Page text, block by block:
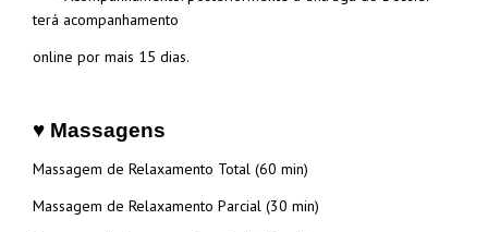
terá acompanhamento
online por mais 15 dias.
♥ Massagens
Massagem de Relaxamento Total (60 min)
Massagem de Relaxamento Parcial (30 min)